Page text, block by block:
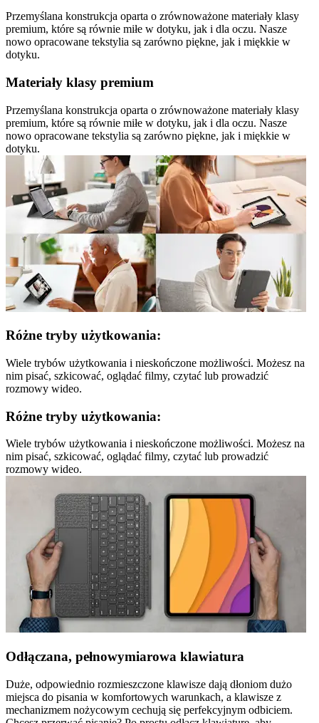
Przemyślana konstrukcja oparta o zrównoważone materiały klasy
premium, które są równie miłe w dotyku, jak i dla oczu. Nasze
nowo opracowane tekstylia są zarówno piękne, jak i miękkie w
dotyku.
Materiały klasy premium
Przemyślana konstrukcja oparta o zrównoważone materiały klasy
premium, które są równie miłe w dotyku, jak i dla oczu. Nasze
nowo opracowane tekstylia są zarówno piękne, jak i miękkie w
dotyku.
Różne tryby użytkowania:
Wiele trybów użytkowania i nieskończone możliwości. Możesz na
nim pisać, szkicować, oglądać filmy, czytać lub prowadzić
rozmowy wideo.
Różne tryby użytkowania:
Wiele trybów użytkowania i nieskończone możliwości. Możesz na
nim pisać, szkicować, oglądać filmy, czytać lub prowadzić
rozmowy wideo.
Odłączana, pełnowymiarowa klawiatura
Duże, odpowiednio rozmieszczone klawisze dają dłoniom dużo
miejsca do pisania w komfortowych warunkach, a klawisze z
mechanizmem nożycowym cechują się perfekcyjnym odbiciem.